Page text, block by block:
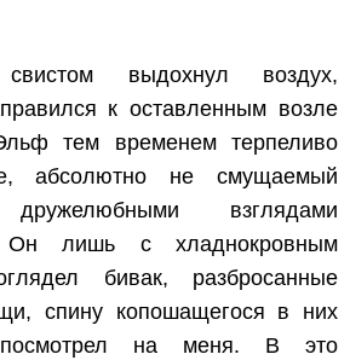
выдохнул воздух,
к оставленным возле
тем временем терпеливо
абсолютно не смущаемый
взглядами
Он лишь с хладнокровным
бивак, разбросанные
спину копошащегося в них
на меня. В это